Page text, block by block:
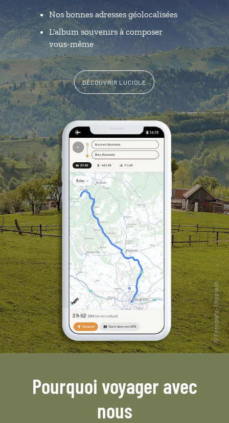
Nos bonnes adresses géolocalisées
L'album souvenirs à composer
vous-même
DÉCOUVRIR LUCIOLE
Pourquoi voyager avec
nous